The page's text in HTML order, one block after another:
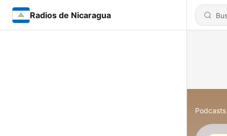
Radios de Nicaragua
Podcasts